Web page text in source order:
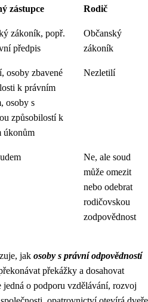
zástupce Rodič
zákoník, popř.
předpis
Občanský
zákoník
osoby zbavené
k právním
osoby s
způsobilostí k
úkonům
Nezletilí
Ne, ale soud
může omezit
nebo odebrat
rodičovskou
zodpovědnost
jak osoby s právní odpovědností
překážky a dosahovat
o podporu vzdělávání, rozvoj